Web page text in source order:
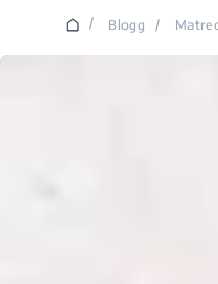
/ Blogg /